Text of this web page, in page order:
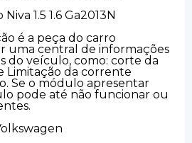
1.5 1.6 Ga2013N
é a peça do carro
uma central de informações
do veículo, como: corte da
Limitação da corrente
Se o módulo apresentar
pode até não funcionar ou